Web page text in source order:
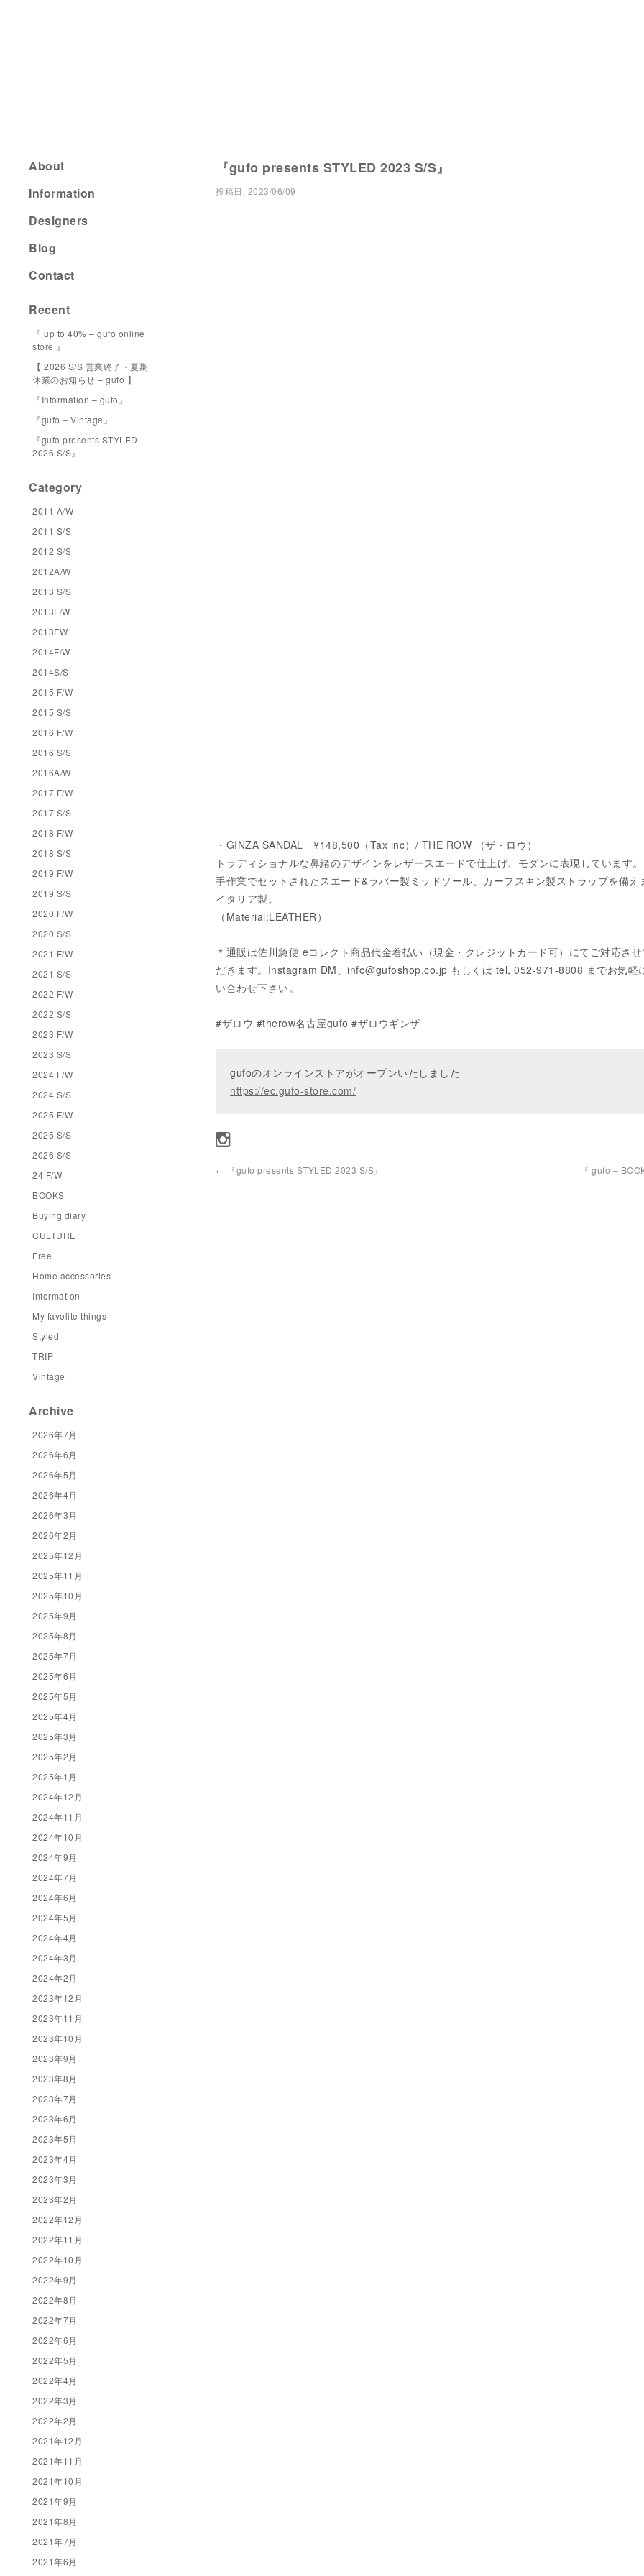
『gufo presents STYLED 2023 S/S』
投稿日: 2023/06/09
・GINZA SANDAL ¥148,500（Tax inc）/ THE ROW （ザ・ロウ）
トラディショナルな鼻緒のデザインをレザースエードで仕上げ、モダンに表現しています。
手作業でセットされたスエード&ラバー製ミッドソール、カーフスキン製ストラップを備え
イタリア製。
（Material:LEATHER）
＊通販は佐川急便 eコレクト商品代金着払い（現金・クレジットカード可）にてご対応させ
だきます。Instagram DM、info@gufoshop.co.jp もしくは tel, 052-971-8808 までお気軽
い合わせ下さい。
#ザロウ #therow名古屋gufo #ザロウギンザ
gufoのオンラインストアがオープンいたしました
https://ec.gufo-store.com/
← 『gufo presents STYLED 2023 S/S』 『 gufo –
About
Information
Designers
Blog
Contact
Recent
『 up to 40% – gufo online
store 』
【 2026 S/S 営業終了・夏期
休業のお知らせ – gufo 】
『Information – gufo』
『gufo – Vintage』
『gufo presents STYLED
2026 S/S』
Category
2011 A/W
2011 S/S
2012 S/S
2012A/W
2013 S/S
2013F/W
2013FW
2014F/W
2014S/S
2015 F/W
2015 S/S
2016 F/W
2016 S/S
2016A/W
2017 F/W
2017 S/S
2018 F/W
2018 S/S
2019 F/W
2019 S/S
2020 F/W
2020 S/S
2021 F/W
2021 S/S
2022 F/W
2022 S/S
2023 F/W
2023 S/S
2024 F/W
2024 S/S
2025 F/W
2025 S/S
2026 S/S
24 F/W
BOOKS
Buying diary
CULTURE
Free
Home accessories
Information
My favolite things
Styled
TRIP
Vintage
Archive
2026年7月
2026年6月
2026年5月
2026年4月
2026年3月
2026年2月
2025年12月
2025年11月
2025年10月
2025年9月
2025年8月
2025年7月
2025年6月
2025年5月
2025年4月
2025年3月
2025年2月
2025年1月
2024年12月
2024年11月
2024年10月
2024年9月
2024年7月
2024年6月
2024年5月
2024年4月
2024年3月
2024年2月
2023年12月
2023年11月
2023年10月
2023年9月
2023年8月
2023年7月
2023年6月
2023年5月
2023年4月
2023年3月
2023年2月
2022年12月
2022年11月
2022年10月
2022年9月
2022年8月
2022年7月
2022年6月
2022年5月
2022年4月
2022年3月
2022年2月
2021年12月
2021年11月
2021年10月
2021年9月
2021年8月
2021年7月
2021年6月